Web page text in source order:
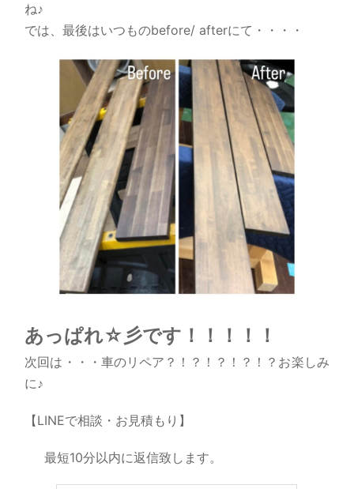
ね♪
では、最後はいつものbefore/ afterにて・・・・
あっぱれ☆彡です！！！！！
次回は・・・車のリペア？！？！？！？！？お楽しみ
に♪
【LINEで相談・お見積もり】
最短10分以内に返信致します。